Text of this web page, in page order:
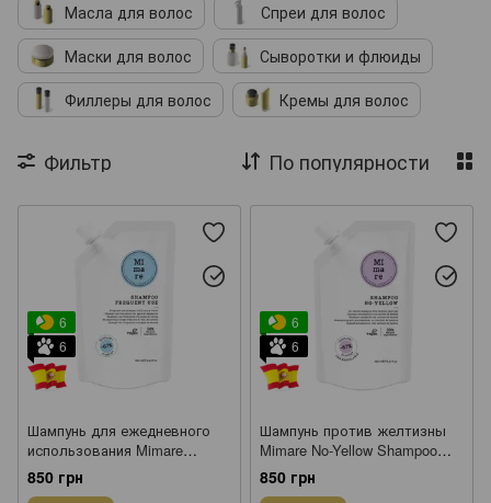
Масла для волос
Спреи для волос
Маски для волос
Сыворотки и флюиды
Филлеры для волос
Кремы для волос
Фильтр По популярности
6
6
Шампунь для ежедневного
использования Mimare
Frequent Use Shampoo 480 мл
850 грн
6
6
Шампунь против желтизны
Mimare No-Yellow Shampoo
480 мл
850 грн